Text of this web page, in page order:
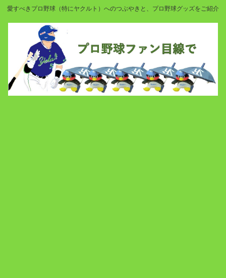
愛すべきプロ野球（特にヤクルト）へのつぶやきと、プロ野球グッズをご紹介